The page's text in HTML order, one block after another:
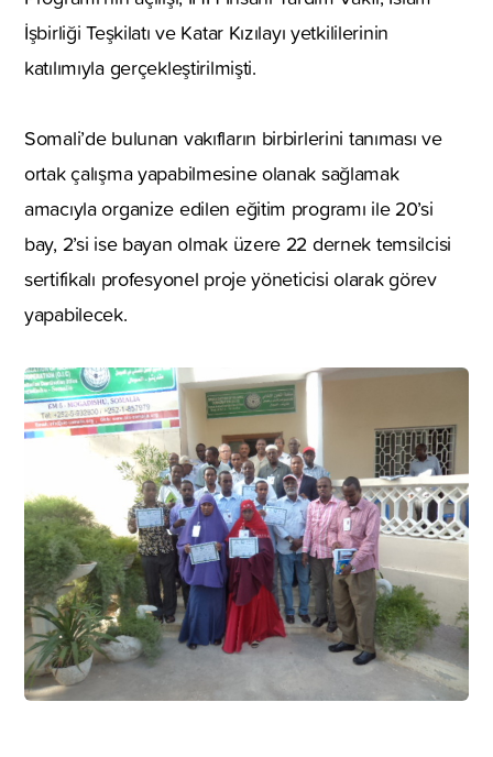
İşbirliği Teşkilatı ve Katar Kızılayı yetkililerinin
katılımıyla gerçekleştirilmişti.
Somali’de bulunan vakıfların birbirlerini tanıması ve
ortak çalışma yapabilmesine olanak sağlamak
amacıyla organize edilen eğitim programı ile 20’si
bay, 2’si ise bayan olmak üzere 22 dernek temsilcisi
sertifikalı profesyonel proje yöneticisi olarak görev
yapabilecek.